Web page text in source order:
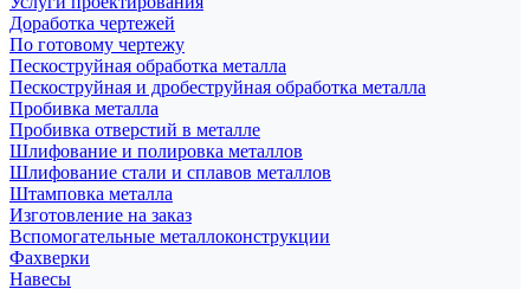
Доработка чертежей
По готовому чертежу
Пескоструйная обработка металла
Пескоструйная и дробеструйная обработка металла
Пробивка металла
Пробивка отверстий в металле
Шлифование и полировка металлов
Шлифование стали и сплавов металлов
Штамповка металла
Изготовление на заказ
Вспомогательные металлоконструкции
Фахверки
Навесы